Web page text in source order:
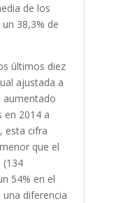
de los
38,3% de
últimos diez
ajustada a
aumentado
en 2014 a
esta cifra
que el
(134
54% en el
diferencia